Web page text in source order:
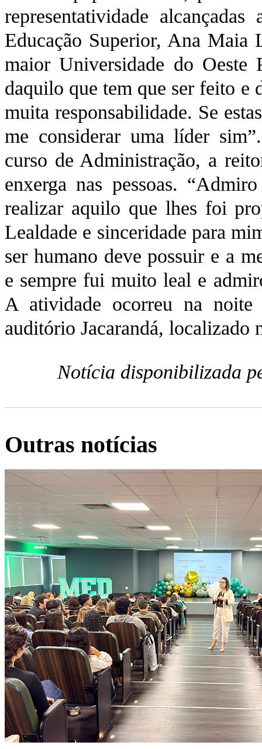
representatividade
Educação Superior, Ana Maia
maior Universidade do Oeste
daquilo que tem que ser feito e
muita responsabilidade. Se
me considerar uma líder
curso de Administração, a
enxerga nas pessoas.
realizar aquilo que lhes foi
Lealdade e sinceridade para
ser humano deve possuir e a
e sempre fui muito leal e
A atividade ocorreu na
auditório Jacarandá, localizado
Notícia disponibilizada
Outras notícias